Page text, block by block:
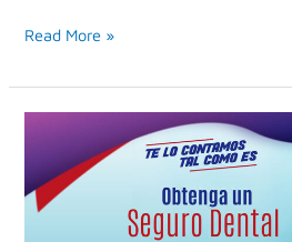
Read More »
Obtenga
un
seguro
dental